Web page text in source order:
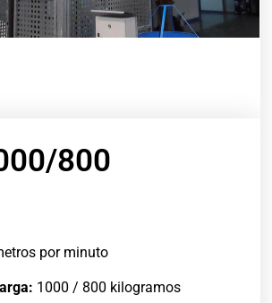
800
por minuto
1000 / 800 kilogramos